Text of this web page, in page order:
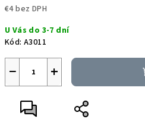
€4 bez DPH
cena:
U Vás do 3-7 dní
Kód: A3011
+
−